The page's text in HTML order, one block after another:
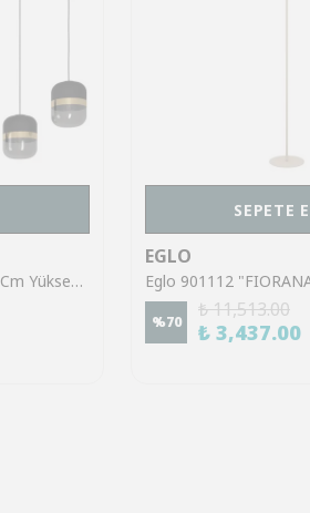
Eglo 39921 "SINSIGA" 150 Cm Yüksekliğinde Çelik Siyah Sarkıt Avize
SEPETE
EGLO
%70
₺ 11,513.00
₺ 3,437.00